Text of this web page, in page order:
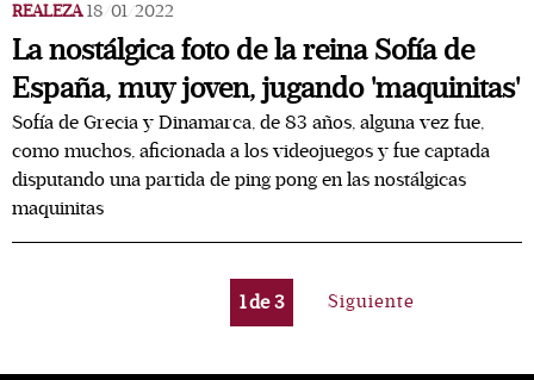
REALEZA 18/01/2022
La nostálgica foto de la reina Sofía de
España, muy joven, jugando 'maquinitas'
Sofía de Grecia y Dinamarca, de 83 años, alguna vez fue,
como muchos, aficionada a los videojuegos y fue captada
disputando una partida de ping pong en las nostálgicas
maquinitas
1de3 Siguiente